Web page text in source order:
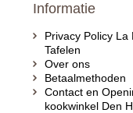
Informatie
Privacy Policy La
Tafelen
Over ons
Betaalmethoden
Contact en
kookwinkel Den